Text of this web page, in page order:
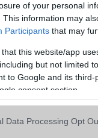
of your personal
This information may
Participants that may
that this website/app
but not limited
to Google and its
consent section.
Data Processing Opt
üzemidő
mAh-s
hatékonyabb, így a
és a Huawei
legfrissebb híreink